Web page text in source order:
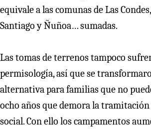
equivale a las comunas de Las
Santiago y Ñuñoa… sumadas.
Las tomas de terrenos tampoco
permisología, así que se
alternativa para familias que no
ocho años que demora la
social. Con ello los campamentos